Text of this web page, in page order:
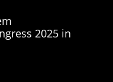
2025 in